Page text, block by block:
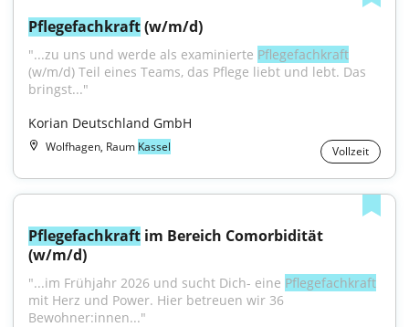
Pflegefachkraft (w/m/d)
"...zu uns und werde als examinierte Pflegefachkraft
(w/m/d) Teil eines Teams, das Pflege liebt und lebt. Das
bringst..."
Korian Deutschland GmbH
Wolfhagen, Raum Kassel Vollzeit
Pflegefachkraft im Bereich Comorbidität
(w/m/d)
"...im Frühjahr 2026 und sucht Dich- eine Pflegefachkraft
mit Herz und Power. Hier betreuen wir 36
Bewohner:innen..."